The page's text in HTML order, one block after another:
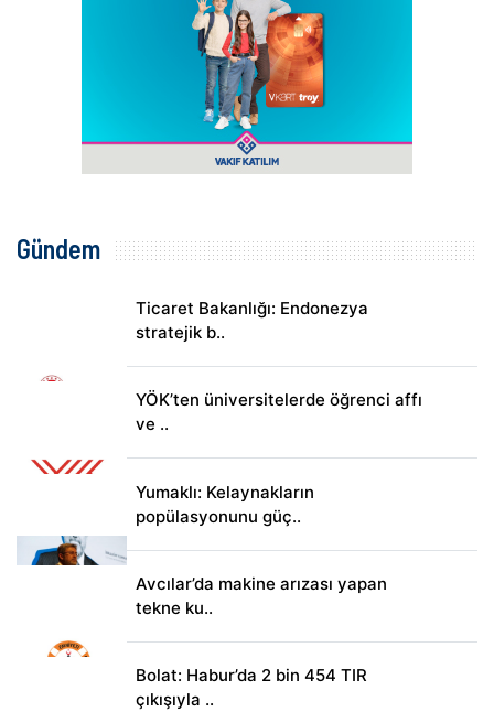
Gündem
Ticaret Bakanlığı: Endonezya
stratejik b..
YÖK’ten üniversitelerde öğrenci affı
ve ..
Yumaklı: Kelaynakların
popülasyonunu güç..
Avcılar’da makine arızası yapan
tekne ku..
Bolat: Habur’da 2 bin 454 TIR
çıkışıyla ..